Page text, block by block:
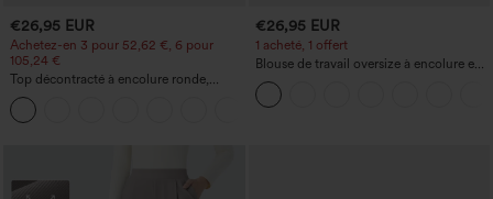
€26,95 EUR
Achetez-en 3 pour 52,62 €, 6 pour
105,24 €
Top décontracté à encolure ronde,
manches chauve-souris et coupe ample
€26,95 EUR
1 acheté, 1 offert
Blouse de travail oversize à encolure en
V, manches courtes, en tissu
anti‑froissage